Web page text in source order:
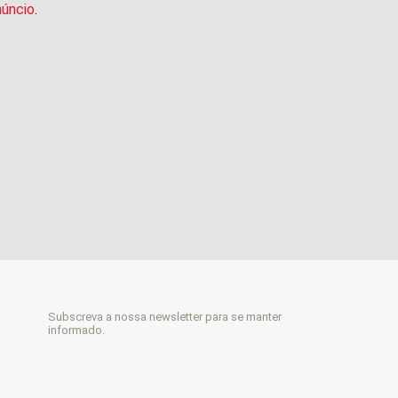
.
Subscreva a nossa newsletter para se manter
informado.